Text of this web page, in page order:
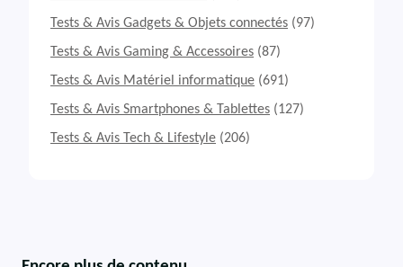
Tests & Avis Gadgets & Objets connectés (97)
Tests & Avis Gaming & Accessoires (87)
Tests & Avis Matériel informatique (691)
Tests & Avis Smartphones & Tablettes (127)
Tests & Avis Tech & Lifestyle (206)